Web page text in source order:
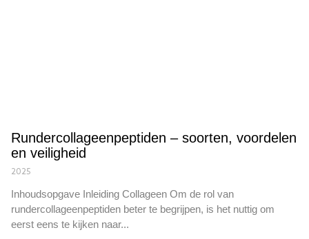
Rundercollageenpeptiden – soorten, voordelen
en veiligheid
2025
Inhoudsopgave Inleiding Collageen Om de rol van
rundercollageenpeptiden beter te begrijpen, is het nuttig om
eerst eens te kijken naar...